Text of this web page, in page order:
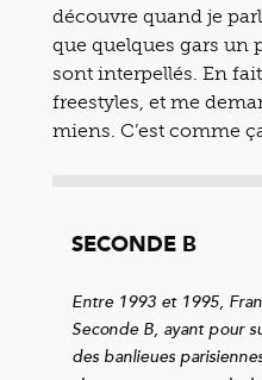
découvre quand je
que quelques gars un
sont interpellés. En
freestyles, et me
miens. C’est comme
SECONDE B
Entre 1993 et 1995,
Seconde B, ayant pour
des banlieues